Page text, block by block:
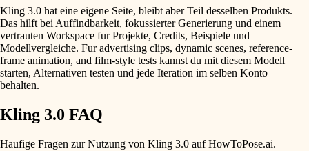
Kling 3.0 hat eine eigene Seite, bleibt aber Teil desselben Produkts.
Das hilft bei Auffindbarkeit, fokussierter Generierung und einem
vertrauten Workspace fur Projekte, Credits, Beispiele und
Modellvergleiche. Fur advertising clips, dynamic scenes, reference-
frame animation, and film-style tests kannst du mit diesem Modell
starten, Alternativen testen und jede Iteration im selben Konto
behalten.
Kling 3.0 FAQ
Haufige Fragen zur Nutzung von Kling 3.0 auf HowToPose.ai.